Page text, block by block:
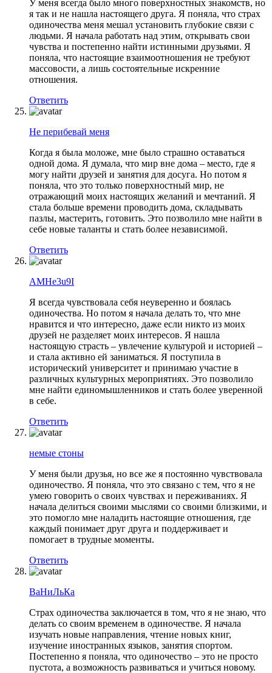
У меня всегда было много поверхностных знакомств, но
я так и не нашла настоящего друга. Я поняла, что страх
одиночества меня мешал установить глубокие связи с
людьми. Я начала работать над этим, открывать свои
чувства и постепенно найти истинными друзьями. Я
поняла, что настоящие взаимоотношения не требуют
массовости, а лишь состоятельные искренние
отношения.
Ответить
Не перибевай меня
Когда я была моложе, мне было страшно оставаться
одной дома. Я думала, что мир вне дома – место, где я
могу найти друзей и занятия для досуга. Но потом я
поняла, что это только поверхностный мир, не
отражающий моих настоящих желаний и мечтаний. Я
стала больше времени проводить дома, складывать
пазлы, мастерить, готовить. Это позволило мне найти в
себе новые таланты и стать более независимой.
Ответить
AMHe3u9I
Я всегда чувствовала себя неуверенно и боялась
одиночества. Но потом я начала делать то, что мне
нравится и что интересно, даже если никто из моих
друзей не разделяет моих интересов. Я нашла
настоящую страсть – увлечение культурой и историей –
и стала активно ей заниматься. Я поступила в
исторический университет и принимаю участие в
различных культурных мероприятиях. Это позволило
мне найти единомышленников и стать более уверенной
в себе.
Ответить
немые стоны
У меня были друзья, но все же я постоянно чувствовала
одиночество. Я поняла, что это связано с тем, что я не
умею говорить о своих чувствах и переживаниях. Я
начала делиться своими мыслями со своими близкими, и
это помогло мне наладить настоящие отношения, где
каждый понимает друг друга и поддерживает и
помогает в трудные моменты.
Ответить
ВаНиЛьКа
Страх одиночества заключается в том, что я не знаю, что
делать со своим временем в одиночестве. Я начала
изучать новые направления, чтение новых книг,
изучение иностранных языков, занятия спортом.
Постепенно я поняла, что одиночество – это не просто
пустота, а возможность развиваться и учиться новому.